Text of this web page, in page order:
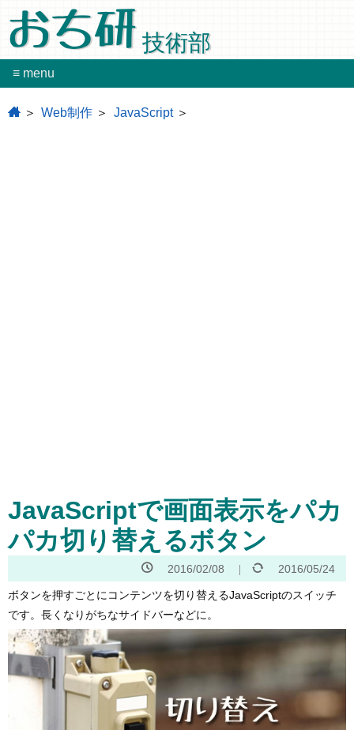
おち研
技術部
≡ menu
home Web制作 JavaScript
JavaScriptで画面表示をパカ
パカ切り替えるボタン
2016/02/08 2016/05/24
ボタンを押すごとにコンテンツを切り替えるJavaScriptのスイッチ
です。長くなりがちなサイドバーなどに。